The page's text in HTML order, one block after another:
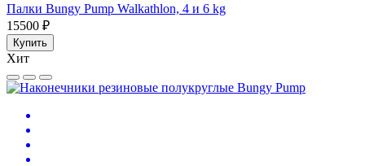
Палки Bungy Pump Walkathlon, 4 и 6 kg
15500 ₽
Купить
Хит